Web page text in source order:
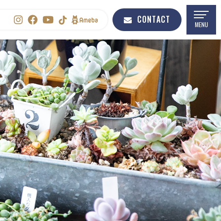
WORKS
施工事例
RECRUIT
採用情報
SHOP INFO
店舗情報
BLOG
ブログ
CONTACT MENU